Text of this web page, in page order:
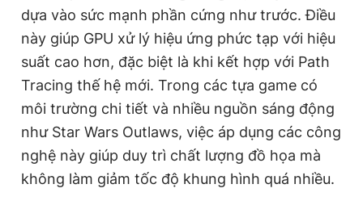
dựa vào sức mạnh phần cứng như trước. Điều
này giúp GPU xử lý hiệu ứng phức tạp với hiệu
suất cao hơn, đặc biệt là khi kết hợp với Path
Tracing thế hệ mới. Trong các tựa game có
môi trường chi tiết và nhiều nguồn sáng động
như Star Wars Outlaws, việc áp dụng các công
nghệ này giúp duy trì chất lượng đồ họa mà
không làm giảm tốc độ khung hình quá nhiều.